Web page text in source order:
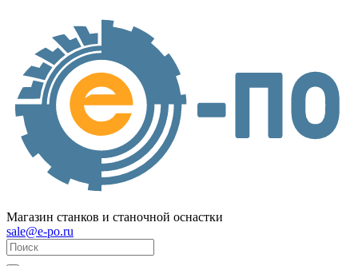
Магазин станков и станочной оснастки
sale@e-po.ru